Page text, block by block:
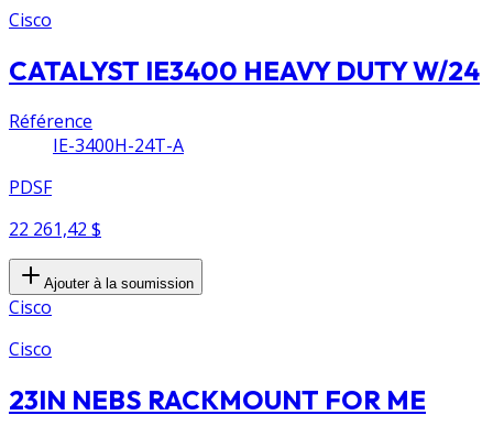
Cisco
CATALYST IE3400 HEAVY DUTY W/24
Référence
IE-3400H-24T-A
PDSF
22 261,42 $
Ajouter à la soumission
Cisco
Cisco
23IN NEBS RACKMOUNT FOR ME